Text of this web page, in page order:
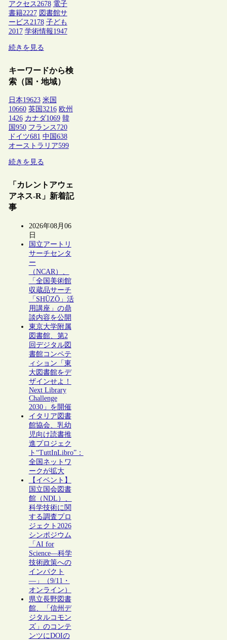
アクセス 2678 電子
書籍2227 図書館サ
ービス 2178 子ども
2017 学術情報1947
続きを見る
キーワードから検
索（国・地域）
日本19623 米国
10660 英国 3216 欧州
1426 カナダ1069 韓
国 950 フランス 720
ドイツ681 中国 638
オーストラリア599
続きを見る
「カレントアウェ
アネス-R」新着記
事
2026年08月06
日
国立アートリ
サーチセンタ
ー
（NCAR）、
「全国美術館
収蔵品サーチ
「SHŪZŌ」活
用講座」の鼎
談内容を公開
東京大学附属
図書館、第2
回デジタル図
書館コンペテ
ィション「東
大図書館をデ
ザインせよ！
Next Library
Challenge
2030」を開催
イタリア図書
館協会、乳幼
児向け読書推
進プロジェク
ト“TuttInLibro”：
全国ネットワ
ークが拡大
【イベント】
国立国会図書
館（NDL）、
科学技術に関
する調査プロ
ジェクト2026
シンポジウム
「AI for
Science―科学
技術政策への
インパクト
―」（9/11・
オンライン）
県立長野図書
館、「信州デ
ジタルコモン
ズ」のコンテ
ンツにDOIの